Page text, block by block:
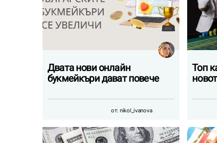
Двата нови онлайн
букмейкъри дават повече
от: nikol_ivanova
Топ